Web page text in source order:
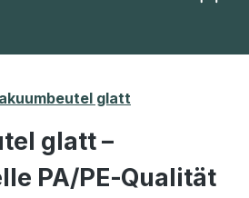
0 Positionen. Der
glatt
glatt –
PA/PE‑Qualität